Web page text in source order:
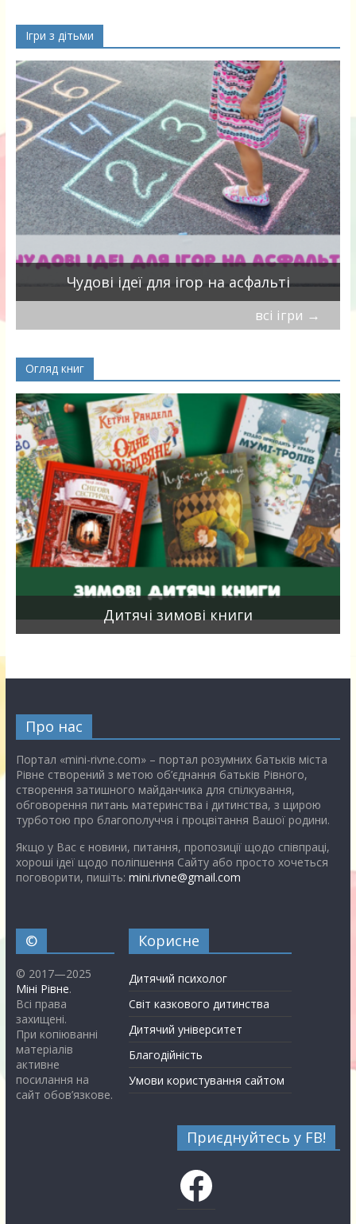
Ігри з дітьми
Чудові ідеї для ігор на асфальті
всі ігри →
Огляд книг
Дитячі зимові книги
Про нас
Портал «mini-rivne.com» – портал розумних батьків міста
Рівне створений з метою об’єднання батьків Рівного,
створення затишного майданчика для спілкування,
обговорення питань материнства і дитинства, з щирою
турботою про благополуччя і процвітання Вашої родини.
Якщо у Вас є новини, питання, пропозиції щодо співпраці,
хороші ідеї щодо поліпшення Сайту або просто хочеться
поговорити, пишіть: mini.rivne@gmail.com
©
© 2017—2025
Міні Рівне.
Всі права
захищені.
При копіюванні
матеріалів
активне
посилання на
сайт обов’язкове.
Корисне
Дитячий психолог
Світ казкового дитинства
Дитячий університет
Благодійність
Умови користування сайтом
Приєднуйтесь у FB!
Facebook